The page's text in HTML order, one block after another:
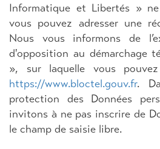
Informatique et Libertés »
vous pouvez adresser une
Nous vous informons de
d'opposition au démarchage
», sur laquelle vous
https://www.bloctel.gouv.fr.
protection des Données
invitons à ne pas inscrire de
le champ de saisie libre.